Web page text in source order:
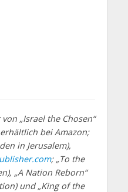
„Israel the Chosen“
bei Amazon;
in Jerusalem),
; „To the
„A Nation Reborn“
und „King of the